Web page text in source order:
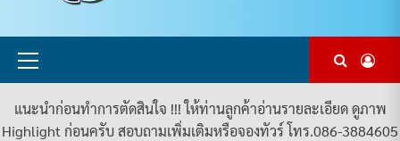
Primary
แนะนำก่อนทำการตัดสินใจ !!! ให้ท่านลูกค้าอ่านรายละเอียด ดูภาพ
Highlight ก่อนครับ สอบถามเพิ่มเติมหรือจองทัวร์ โทร.086-3884605